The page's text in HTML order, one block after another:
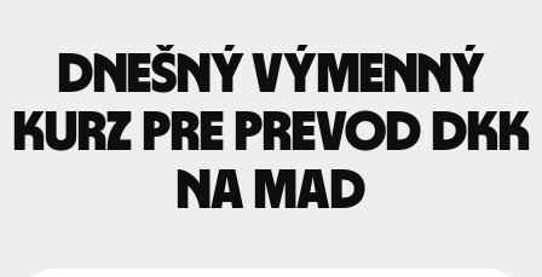
Dnešný výmenný
kurz pre prevod DKK
na MAD